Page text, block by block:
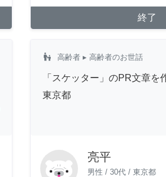
終了
escalator_warning 高齢者▸ 高齢者のお世話
「スケッター」のPR文章を
東京都
亮平
男性 / 30代/ 東京都